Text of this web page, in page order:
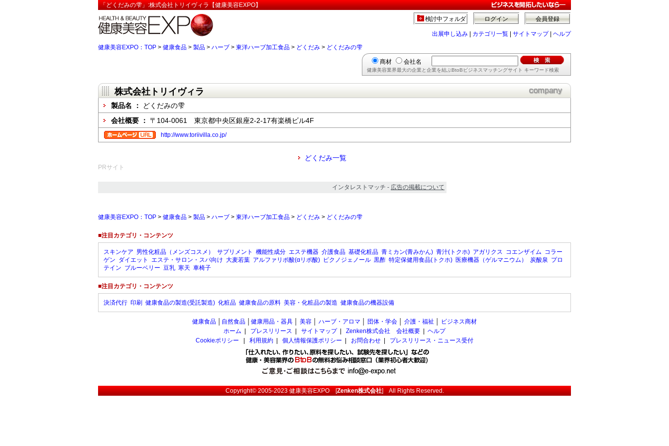
「どくだみの雫」:株式会社トリイヴィラ【健康美容EXPO】
会員登録
ログイン
検討中フォルダ
出展申し込み カテゴリ一覧 サイトマップ| ヘルプ
健康美容EXPO：TOP > 健康食品 > 製品 > ハーブ > 東洋ハーブ加工食品 > どくだみ > どくだみの雫
商材 会社名
健康美容業界最大の企業と企業を結ぶBtoBビジネスマッチングサイト キーワード検索
株式会社トリイヴィラ
製品名 ：
どくだみの雫
会社概要 ： 〒104-0061 東京都中央区銀座2-2-17有楽橋ビル4F
http://www.toriivilla.co.jp/
どくだみ一覧
PRサイト
インタレストマッチ - 広告の掲載について
健康美容EXPO：TOP > 健康食品 > 製品 > ハーブ > 東洋ハーブ加工食品 > どくだみ > どくだみの雫
■注目カテゴリ・コンテンツ
スキンケア 男性化粧品（メンズコスメ） サプリメント 機能性成分 エステ機器 介護食品 基礎化粧品 青ミカン(青みかん) 青汁(トクホ) アガリクス コエンザイム コラー
ゲン ダイエット エステ・サロン・スパ向け 大麦若葉 アルファリポ酸(αリポ酸) ピクノジェノール 黒酢 特定保健用食品(トクホ) 医療機器（ゲルマニウム） 炭酸泉 プロ
テイン ブルーベリー 豆乳 寒天 車椅子
■注目カテゴリ・コンテンツ
決済代行 印刷 健康食品の製造(受託製造) 化粧品 健康食品の原料 美容・化粧品の製造 健康食品の機器設備
健康食品 自然食品 健康用品・器具 美容 ハーブ・アロマ 団体・学会 介護・福祉
ビジネス商材
ホーム
プレスリリース サイトマップ| Zenken株式会社 会社概要
ヘルプ
Cookieポリシー
利用規約 個人情報保護ポリシー お問合わせ プレスリリース・ニュース受付
Copyright© 2005-2023健康美容EXPO[Zenken株式会社] All Rights Reserved.